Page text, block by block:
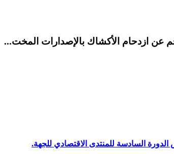
عن ازدحام الأكشاك بالإصدارات المخت...
السادسة للمنتدى الاقتصادي للجهة.